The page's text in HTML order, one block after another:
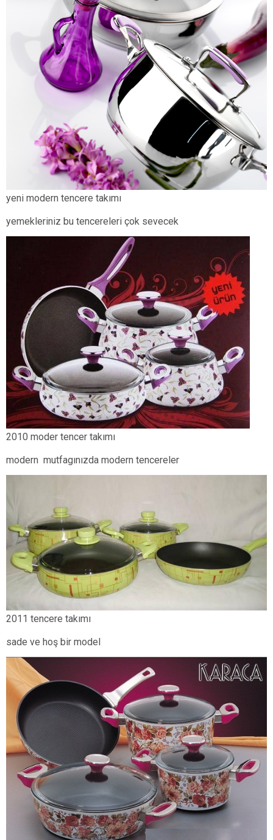
yeni modern tencere takımı
yemekleriniz bu tencereleri çok sevecek
2010 moder tencer takımı
modern mutfagınızda modern tencereler
2011 tencere takımı
sade ve hoş bir model